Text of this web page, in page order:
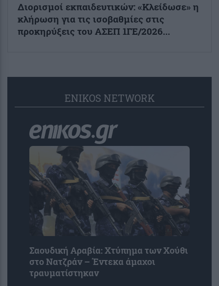
Διορισμοί εκπαιδευτικών: «Κλείδωσε» η
κλήρωση για τις ισοβαθμίες στις
προκηρύξεις του ΑΣΕΠ 1ΓΕ/2026...
ENIKOS NETWORK
Σαουδική Αραβία: Χτύπημα των Χούθι
στο Νατζράν – Έντεκα άμαχοι
τραυματίστηκαν